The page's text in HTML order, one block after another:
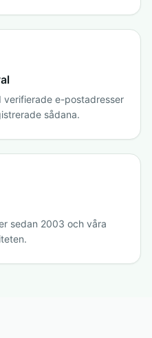
verifierade e-postadresser
sådana.
sedan 2003 och våra